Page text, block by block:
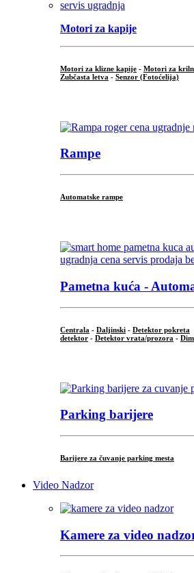
Motori za kapije
Motori za klizne kapije - Motori za
Zubčasta letva - Senzor (Fotoćelija)
Rampe
Automatske rampe
Pametna kuća -
Centrala - Daljinski - Detektor pokreta
detektor - Detektor vrata/prozora -
Parking barijere
Barijere za čuvanje parking mesta
Video Nadzor
Kamere za video